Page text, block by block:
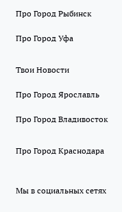
Про Город Рыбинск
Про Город Уфа
Твои Новости
Про Город Ярославль
Про Город Владивосток
Про Город Краснодара
Мы в социальных сетях